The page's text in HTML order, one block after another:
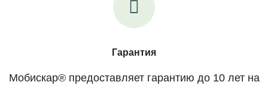
Гарантия
Мобискар® предоставляет гарантию до 10 лет на